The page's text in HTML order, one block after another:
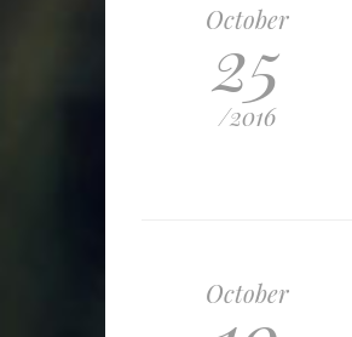
October
25
/2016
October